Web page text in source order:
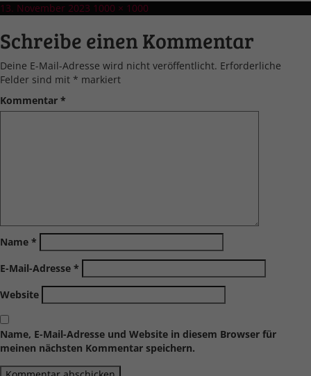
Veröffentlicht
13. November 2023 Volle
1000 × 1000
Schreibe einen Kommentar
Deine E-Mail-Adresse wird nicht veröffentlicht. Erforderliche
Felder sind mit * markiert
Kommentar *
Name *
E-Mail-Adresse *
Website
Name, E-Mail-Adresse und Website in diesem Browser für
meinen nächsten Kommentar speichern.